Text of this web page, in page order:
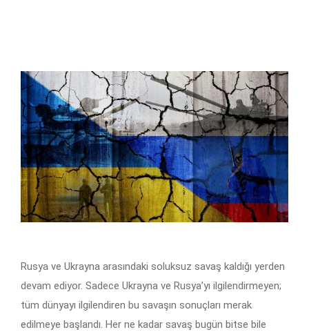
Rusya ve Ukrayna arasındaki soluksuz savaş kaldığı yerden
devam ediyor. Sadece Ukrayna ve Rusya’yı ilgilendirmeyen;
tüm dünyayı ilgilendiren bu savaşın sonuçları merak
edilmeye başlandı. Her ne kadar savaş bugün bitse bile